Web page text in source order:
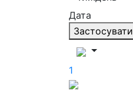
Дата
Застосувати
1